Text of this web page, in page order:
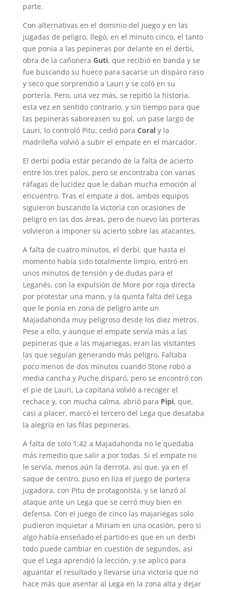
parte.
Con alternativas en el dominio del juego y en las
jugadas de peligro, llegó, en el minuto cinco, el tanto
que ponía a las pepineras por delante en el derbi,
obra de la cañonera Guti, que recibió en banda y se
fue buscando su hueco para sacarse un disparo raso
y seco que sorprendió a Lauri y se coló en su
portería. Pero, una vez más, se repitió la historia,
esta vez en sentido contrario, y sin tiempo para que
las pepineras saboreasen su gol, un pase largo de
Lauri, lo controló Pitu, cedió para Coraly la
madrileña volvió a subir el empate en el marcador.
El derbi podía estar pecando de la falta de acierto
entre los tres palos, pero se encontraba con varias
ráfagas de lucidez que le daban mucha emoción al
encuentro. Tras el empate a dos, ambos equipos
siguieron buscando la victoria con ocasiones de
peligro en las dos áreas, pero de nuevo las porteras
volvieron a imponer su acierto sobre las atacantes.
A falta de cuatro minutos, el derbi, que hasta el
momento había sido totalmente limpio, entró en
unos minutos de tensión y de dudas para el
Leganés, con la expulsión de More por roja directa
por protestar una mano, y la quinta falta del Lega
que le ponía en zona de peligro ante un
Majadahonda muy peligroso desde los diez metros.
Pese a ello, y aunque el empate servía más a las
pepineras que a las majariegas, eran las visitantes
las que seguían generando más peligro. Faltaba
poco menos de dos minutos cuando Stone robó a
media cancha y Puche disparó, pero se encontró con
el pie de Lauri, La capitana volvió a recoger el
rechace y, con mucha calma, abrió para Pipi, que,
casi a placer, marcó el tercero del Lega que desataba
la alegría en las filas pepineras.
A falta de solo 1:42 a Majadahonda no le quedaba
más remedio que salir a por todas. Si el empate no
le servía, menos aún la derrota, así que, ya en el
saque de centro, puso en liza el juego de portera
jugadora, con Pitu de protagonista, y se lanzó al
ataque ante un Lega que se cerró muy bien en
defensa. Con el juego de cinco las majariegas solo
pudieron inquietar a Miriam en una ocasión, pero si
algo había enseñado el partido es que en un derbi
todo puede cambiar en cuestión de segundos, así
que el Lega aprendió la lección, y se aplicó para
aguantar el resultado y llevarse una victoria que no
hace más que asentar al Lega en la zona alta y dejar